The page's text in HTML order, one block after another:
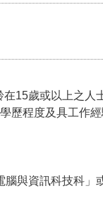
15歲或以上之人
歷程度及具工作
與資訊科技科」